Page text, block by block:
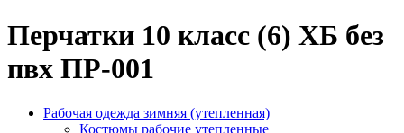
Перчатки 10 класс (6) ХБ без
пвх ПР-001
Рабочая одежда зимняя (утепленная)
Костюмы рабочие утепленные